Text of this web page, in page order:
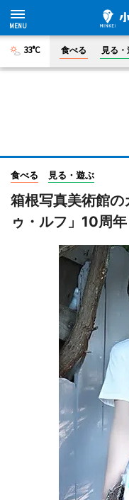
33°C 食べる 見る
食べる 見る・遊ぶ
箱根写真美術館
ゥ・ルフ」10周